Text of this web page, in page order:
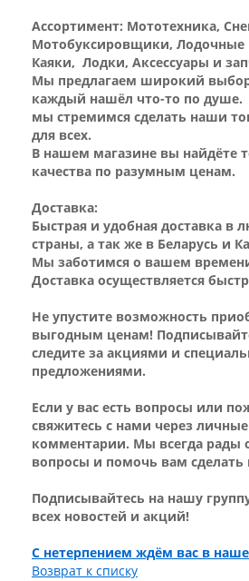
Ассортимент: Мототехника,
Мотобуксировщики,
Каяки, Лодки, Аксессуары и
Мы предлагаем широкий
каждый нашёл что-то по душе.
мы стремимся сделать наши
для всех.
В нашем магазине вы найдёте
качества по разумным ценам.
Доставка:
Быстрая и удобная доставка в
страны, а так же в Беларусь и
Мы заботимся о вашем
Доставка осуществляется
Не упустите возможность
выгодным ценам!
следите за акциями и
предложениями.
Если у вас есть вопросы или
свяжитесь с нами через
комментарии. Мы всегда рады
вопросы и помочь вам
Подписывайтесь на нашу
всех новостей и акций!
С нетерпением ждём вас в
Возврат к списку